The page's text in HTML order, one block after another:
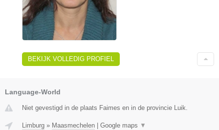
BEKIJK VOLLEDIG PROFIEL
Language-World
Niet gevestigd in de plaats Faimes en in de provincie Luik.
Limburg » Maasmechelen | Google maps ▼